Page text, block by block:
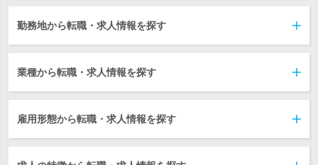
勤務地から転職・求人情報を探す
業種から転職・求人情報を探す
雇用形態から転職・求人情報を探す